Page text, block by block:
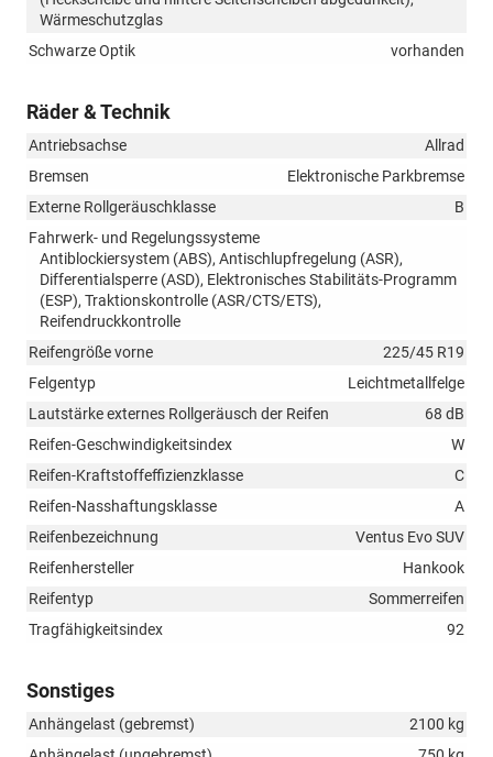
Wärmeschutzglas
Schwarze Optik
vorhanden
Räder & Technik
Antriebsachse
Allrad
Bremsen
Elektronische Parkbremse
Externe Rollgeräuschklasse
B
Fahrwerk- und Regelungssysteme
Antiblockiersystem (ABS), Antischlupfregelung (ASR),
Differentialsperre (ASD), Elektronisches Stabilitäts-Programm
(ESP), Traktionskontrolle (ASR/CTS/ETS),
Reifendruckkontrolle
Reifengröße vorne
225/45 R19
Felgentyp
Leichtmetallfelge
Lautstärke externes Rollgeräusch der Reifen
68 dB
Reifen-Geschwindigkeitsindex
W
Reifen-Kraftstoffeffizienzklasse
C
Reifen-Nasshaftungsklasse
A
Reifenbezeichnung
Ventus Evo SUV
Reifenhersteller
Hankook
Reifentyp
Sommerreifen
Tragfähigkeitsindex
92
Sonstiges
Anhängelast (gebremst)
2100 kg